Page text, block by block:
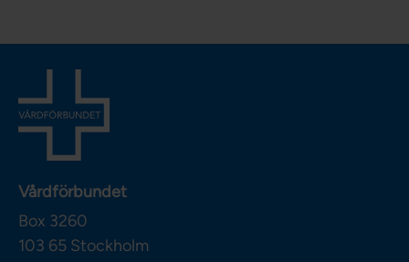
Vårdförbundet
Box 3260
103 65 Stockholm